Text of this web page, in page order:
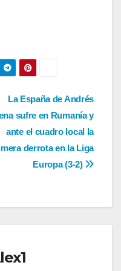
La España de Andrés
sufre en Rumanía y
ante el cuadro local la
derrota en la Liga
Europa (3-2)